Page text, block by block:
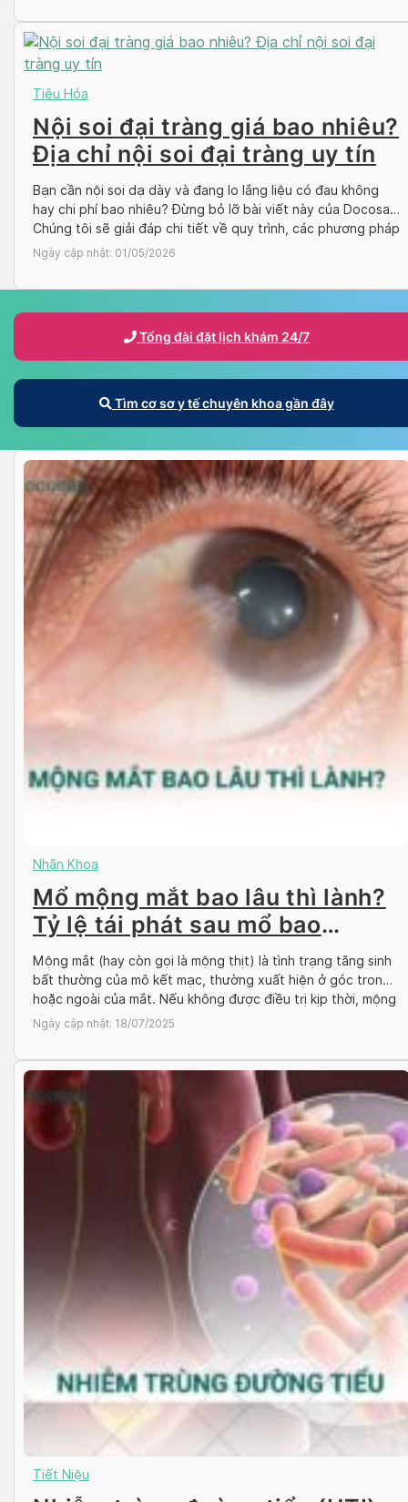
Tiêu Hóa
Nội soi đại tràng giá bao nhiêu?
Địa chỉ nội soi đại tràng uy tín
Bạn cần nội soi dạ dày và đang lo lắng liệu có đau không
hay chi phí bao nhiêu? Đừng bỏ lỡ bài viết này của Docosan!
Chúng tôi sẽ giải đáp chi tiết về quy trình, các phương pháp
(bao gồm cả nội soi dạ dày gây mê), giá nội soi dạ dày tham
Ngày cập nhật: 01/05/2026
Tổng đài đặt lịch khám 24/7
Tìm cơ sơ y tế chuyên khoa gần đây
Nhãn Khoa
Mổ mộng mắt bao lâu thì lành?
Tỷ lệ tái phát sau mổ bao
nhiêu?
Mộng mắt (hay còn gọi là mộng thịt) là tình trạng tăng sinh
bất thường của mô kết mạc, thường xuất hiện ở góc trong
hoặc ngoài của mắt. Nếu không được điều trị kịp thời, mộng
mắt có thể ảnh hưởng đến thị lực và thẩm mỹ. Phẫu thuật là
Ngày cập nhật: 18/07/2025
Tiết Niệu